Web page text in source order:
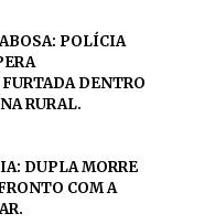
POLÍCIA
DENTRO
RURAL.
DUPLA MORRE
COM A